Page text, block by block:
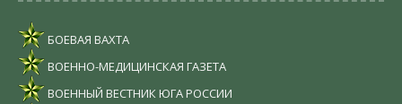
БОЕВАЯ ВАХТА
ВОЕННО-МЕДИЦИНСКАЯ ГАЗЕТА
ВОЕННЫЙ ВЕСТНИК ЮГА РОССИИ